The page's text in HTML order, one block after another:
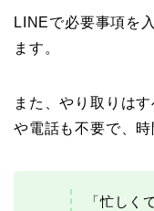
LINEで必要事項を
ます。
また、やり取りは
や電話も不要で、
「忙しく